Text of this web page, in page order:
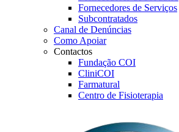
Fornecedores de Serviços
Subcontratados
Canal de Denúncias
Como Apoiar
Contactos
Fundação COI
CliniCOI
Farmatural
Centro de Fisioterapia